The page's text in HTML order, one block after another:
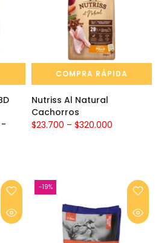
-
COMPRA RÁPIDA
Nutriss Al Natural
Cachorros
$23.700 – $320.000
-19%